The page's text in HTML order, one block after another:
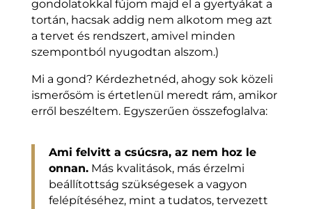
gondolatokkal fújom majd el a gyertyákat a
tortán, hacsak addig nem alkotom meg azt
a tervet és rendszert, amivel minden
szempontból nyugodtan alszom.)
Mi a gond? Kérdezhetnéd, ahogy sok közeli
ismerősöm is értetlenül meredt rám, amikor
erről beszéltem. Egyszerűen összefoglalva:
Ami felvitt a csúcsra, az nem hoz le
onnan.Más kvalitások, más érzelmi
beállítottság szükségesek a vagyon
felépítéséhez, mint a tudatos, tervezett